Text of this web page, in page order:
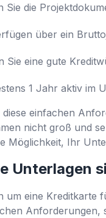
Sie die
über ein
Sie eine gute
1 Jahr aktiv im
diese einfachen
nicht groß und
Möglichkeit, Ihr
Unterlagen
um eine Kreditkarte
Anforderungen,